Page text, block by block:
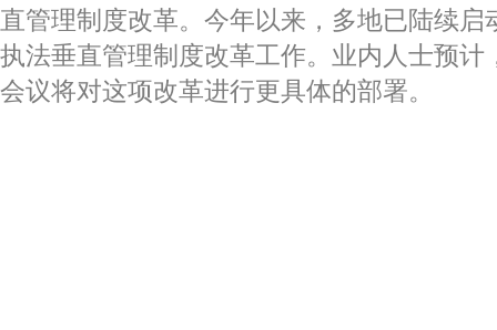
直管理制度改革。今年以来，多地已陆续启
执法垂直管理制度改革工作。业内人士预计
会议将对这项改革进行更具体的部署。